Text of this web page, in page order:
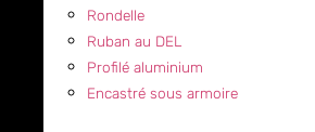
Rondelle
Ruban au DEL
Profilé aluminium
Encastré sous armoire